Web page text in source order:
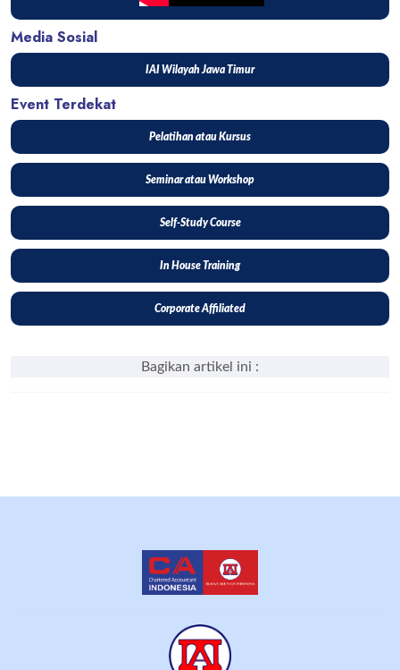
Media Sosial
IAI Wilayah Jawa Timur
Event Terdekat
Pelatihan atau Kursus
Seminar atau Workshop
Self-Study Course
In House Training
Corporate Affiliated
Bagikan artikel ini :